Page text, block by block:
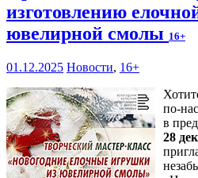
изготовлению
ювелирной смолы 16+
01.12.2025 Новости, 16+
по-
в
28